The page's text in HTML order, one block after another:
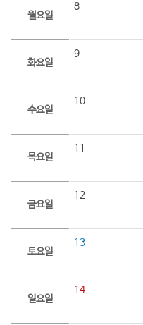
월요일
8
화요일
9
수요일
10
목요일
11
금요일
12
토요일
13
일요일
14